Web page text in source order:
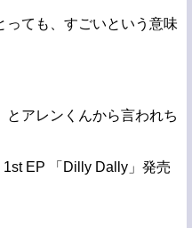
っても、すごいという意味
アレンくんから言われち
EP 「Dilly Dally」発売